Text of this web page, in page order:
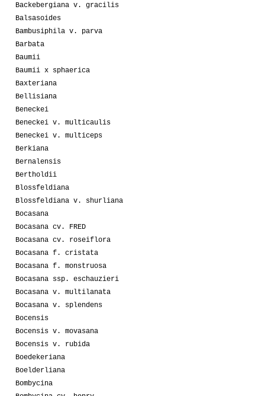
Backebergiana v. gracilis
Balsasoides
Bambusiphila v. parva
Barbata
Baumii
Baumii x sphaerica
Baxteriana
Bellisiana
Beneckei
Beneckei v. multicaulis
Beneckei v. multiceps
Berkiana
Bernalensis
Bertholdii
Blossfeldiana
Blossfeldiana v. shurliana
Bocasana
Bocasana cv. FRED
Bocasana cv. roseiflora
Bocasana f. cristata
Bocasana f. monstruosa
Bocasana ssp. eschauzieri
Bocasana v. multilanata
Bocasana v. splendens
Bocensis
Bocensis v. movasana
Bocensis v. rubida
Boedekeriana
Boelderliana
Bombycina